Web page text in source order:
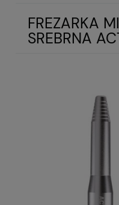
FREZARKA
SREBRNA